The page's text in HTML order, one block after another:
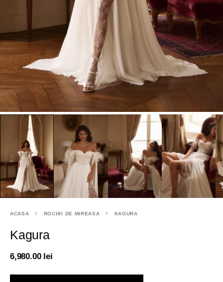
ACASA ROCHII DE MIREASA KAGURA
Kagura
6,980.00 lei
<